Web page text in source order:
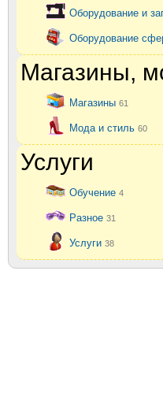
Оборудование и
Оборудование
Магазины,
Магазины 61
Мода и стиль 60
Услуги
Обучение 4
Разное 31
Услуги 38